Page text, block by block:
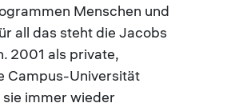
Menschen und
all das steht die Jacobs
2001 als private,
Campus-Universität
immer wieder